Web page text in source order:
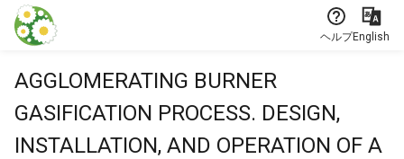
本文に飛ぶ
ヘルプEnglish
AGGLOMERATING BURNER
GASIFICATION PROCESS. DESIGN,
INSTALLATION, AND OPERATION OF A